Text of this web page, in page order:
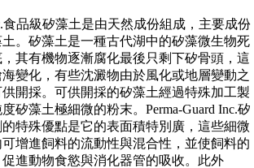
食品級矽藻土是由天然成份組成，主要成份
。矽藻土是一種古代湖中的矽藻微生物死
其有機物逐漸腐化最後只剩下矽骨頭，這
變化，有些沈澱物由於風化或地層變動之
開採。可供開採的矽藻土經過特殊加工製
矽藻土極細微的粉末。Perma-Guard Inc.矽
特殊優點是它的表面積特別廣，這些細微
增進飼料的流動性與混合性，並使飼料的
進動物食慾與消化器管的吸收。此外